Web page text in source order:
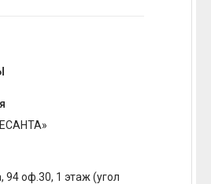
94 оф.30, 1 этаж (угол